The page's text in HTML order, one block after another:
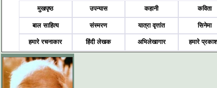
मुखपृष्ठ उपन्यास कहानी कविता
बाल साहित्य संस्मरण यात्रा वृत्तांत सिनेमा
हमारे रचनाकार हिंदी लेखक अभिलेखागार हमारे